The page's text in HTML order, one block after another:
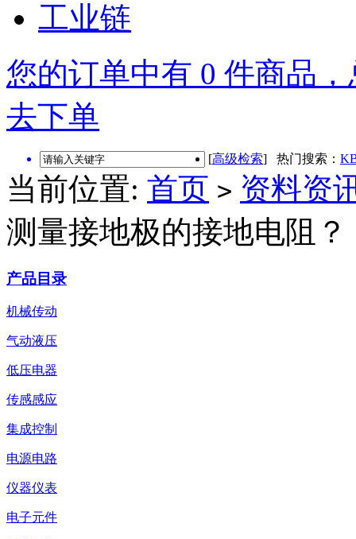
工业链
您的订单中有 0 件商品
去下单
[高级检索] 热门搜索：
当前位置: 首页 > 资料资
测量接地极的接地电阻？
产品目录
机械传动
气动液压
低压电器
传感感应
集成控制
电源电路
仪器仪表
电子元件